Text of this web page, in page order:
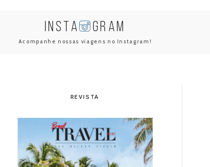
INSTA GRAM
Acompanhe nossas viagens no Instagram!
REVISTA